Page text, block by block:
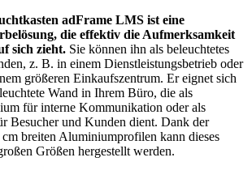
adFrame LMS ist eine
die effektiv die Aufmerksamkeit
sich zieht. Sie können ihn als beleuchtetes
z. B. in einem Dienstleistungsbetrieb oder
größeren Einkaufszentrum. Er eignet sich
Wand in Ihrem Büro, die als
für interne Kommunikation oder als
Besucher und Kunden dient. Dank der
breiten Aluminiumprofilen kann dieses
Größen hergestellt werden.